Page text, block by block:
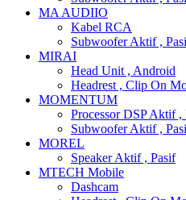
MA AUDIIO
Kabel RCA
Subwoofer Aktif ,
MIRAI
Head Unit , Android
Headrest , Clip On
MOMENTUM
Processor DSP Aktif
Subwoofer Aktif ,
MOREL
Speaker Aktif , Pasif
MTECH Mobile
Dashcam